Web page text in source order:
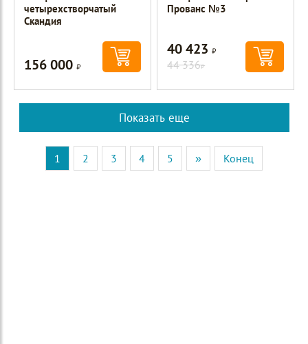
четырехстворчатый
Скандия
156 000Р
Прованс №3
40 423Р
44 336Р
Показать еще
1 2 3 4 5 » Конец